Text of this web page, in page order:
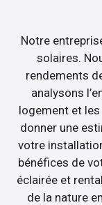
Notre
solaires.
rendements
analysons
logement et
donner une
votre
bénéfices de
éclairée et
de la nature